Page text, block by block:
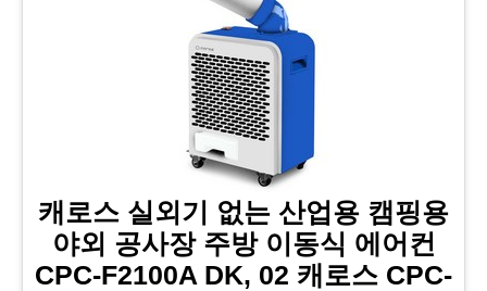
캐로스 실외기 없는 산업용 캠핑용
야외 공사장 주방 이동식 에어컨
CPC-F2100A DK, 02 캐로스 CPC-